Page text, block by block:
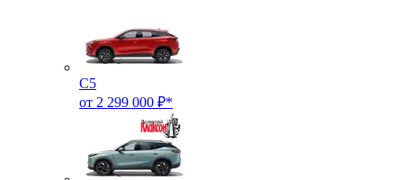
C5
от 2 299 000 ₽*